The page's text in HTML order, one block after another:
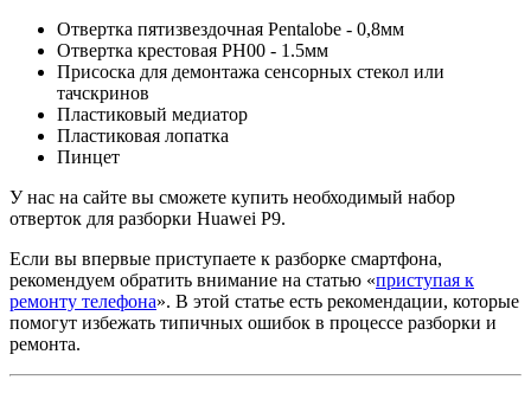
Отвертка пятизвездочная Pentalobe - 0,8мм
Отвертка крестовая PH00 - 1.5мм
Присоска для демонтажа сенсорных стекол или
тачскринов
Пластиковый медиатор
Пластиковая лопатка
Пинцет
У нас на сайте вы сможете купить необходимый набор
отверток для разборки Huawei P9.
Если вы впервые приступаете к разборке смартфона,
рекомендуем обратить внимание на статью «приступая к
ремонту телефона». В этой статье есть рекомендации, которые
помогут избежать типичных ошибок в процессе разборки и
ремонта.